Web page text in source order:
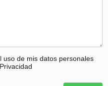
uso de mis datos personales